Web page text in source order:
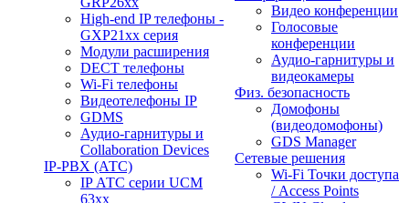
High-end IP телефоны -
GXP21хх серия
Модули расширения
DECT телефоны
Wi-Fi телефоны
Видеотелефоны IP
GDMS
Аудио-гарнитуры и
Collaboration Devices
IP-PBX (АТС)
IP АТС серии UCM
63xx
Видео конференции
Голосовые
конференции
Аудио-гарнитуры и
видеокамеры
Физ. безопасность
Домофоны
(видеодомофоны)
GDS Manager
Сетевые решения
Wi-Fi Точки доступа
/ Access Points